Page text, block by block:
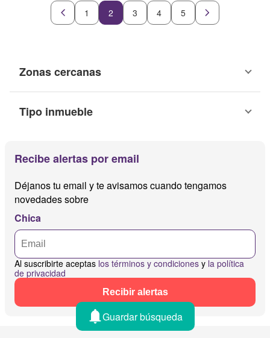
1 2 3 4 5
Zonas cercanas
Tipo inmueble
Recibe alertas por email
Déjanos tu email y te avisamos cuando tengamos
novedades sobre
Chica
Al suscribirte aceptas los términos y condiciones y la política
de privacidad
Recibir alertas
Guardar búsqueda